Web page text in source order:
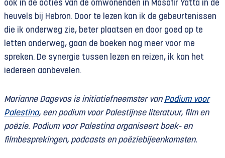
ook in de acties van de omwonenden in Masafir Yatta in de
heuvels bij Hebron. Door te lezen kan ik de gebeurtenissen
die ik onderweg zie, beter plaatsen en door goed op te
letten onderweg, gaan de boeken nog meer voor me
spreken. De synergie tussen lezen en reizen, ik kan het
iedereen aanbevelen.
Marianne Dagevos is initiatiefneemster van Podium voor
Palestina, een podium voor Palestijnse literatuur, film en
poëzie. Podium voor Palestina organiseert boek- en
filmbesprekingen, podcasts en poëziebijeenkomsten.